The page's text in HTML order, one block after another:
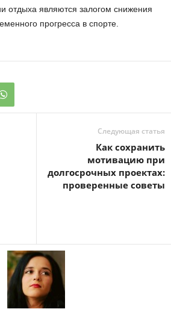
отдыха являются залогом снижения
прогресса в спорте.
Следующая статья
Как сохранить
мотивацию при
долгосрочных проектах:
проверенные советы